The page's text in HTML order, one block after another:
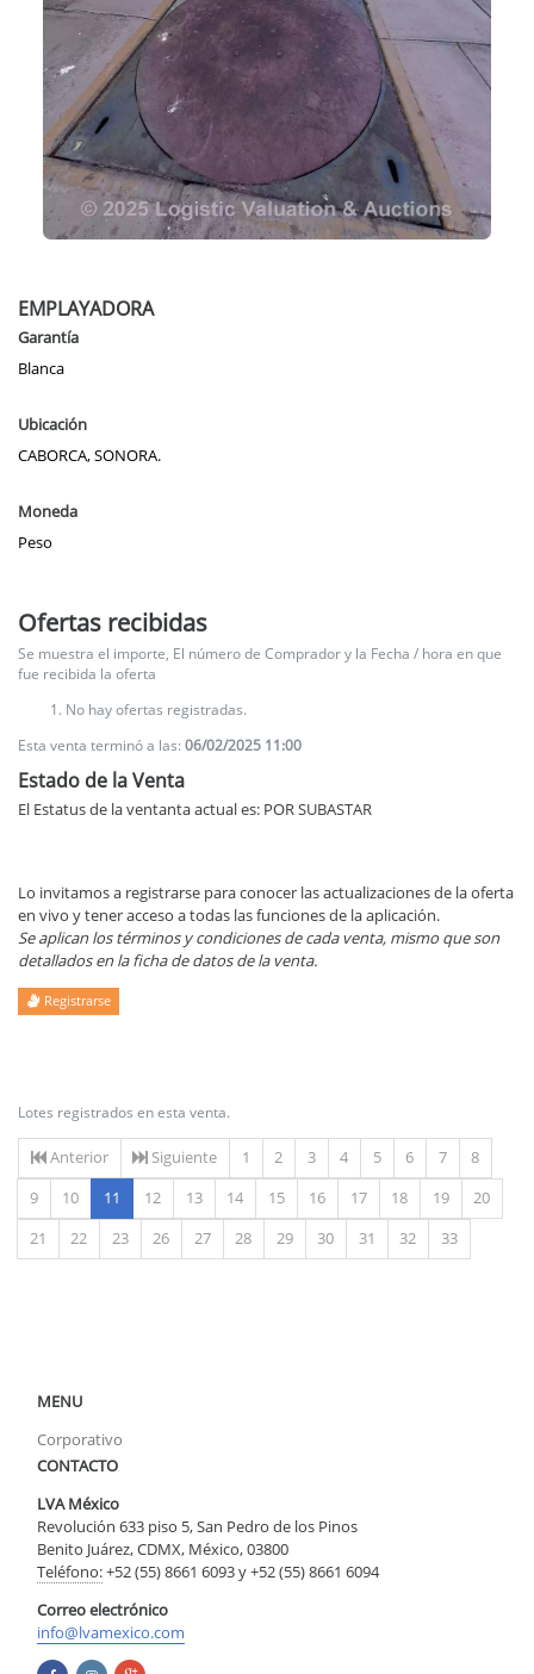
EMPLAYADORA
Garantía
Blanca
Ubicación
CABORCA, SONORA.
Moneda
Peso
Ofertas recibidas
Se muestra el importe, El número de Comprador y la Fecha / hora en que
fue recibida la oferta
No hay ofertas registradas.
Esta venta terminó a las: 06/02/2025 11:00
Estado de la Venta
El Estatus de la ventanta actual es: POR SUBASTAR
Lo invitamos a registrarse para conocer las actualizaciones de la oferta
en vivo y tener acceso a todas las funciones de la aplicación.
Se aplican los términos y condiciones de cada venta, mismo que son
detallados en la ficha de datos de la venta.
Registrarse
Lotes registrados en esta venta.
Anterior Siguiente 1 2 3 4 5 6 7
8
9
10 11 (actual)
12 13 14 15 16 17 18 19
20
21
22 23 26 27 28 29 30 31 32 33
MENU
Corporativo
CONTACTO
LVA México
Revolución 633 piso 5, San Pedro de los Pinos
Benito Juárez, CDMX, México, 03800
Teléfono:+52 (55) 8661 6093 y +52 (55) 8661 6094
Correo electrónico
info@lvamexico.com